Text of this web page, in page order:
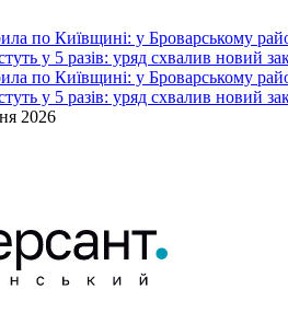
по Київщині: у Броварському
у 5 разів: уряд схвалив новий
по Київщині: у Броварському
у 5 разів: уряд схвалив новий
2026